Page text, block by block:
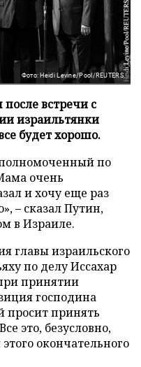
Фото: Heidi Levine/Pool/REUTERS
встречи с
израильтянки
будет хорошо.
по
очень
и хочу еще раз
– сказал Путин,
в Израиле.
главы израильского
по делу Иссахар
принятии
господина
просит принять
это, безусловно,
окончательного